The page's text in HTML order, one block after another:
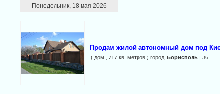
Понедельник, 18 мая 2026
Продам жилой автономный дом под
( дом , 217 кв. метров ) город: Борисполь| 36